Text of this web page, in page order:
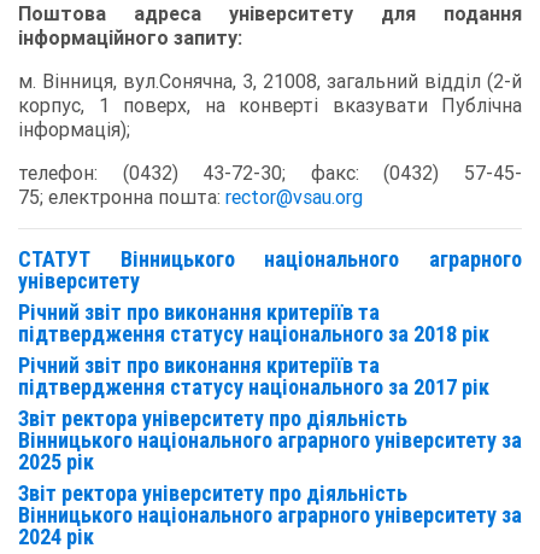
Поштова адреса університету для подання
інформаційного запиту:
м. Вінниця, вул.Сонячна, 3, 21008, загальний відділ (2-й
корпус, 1 поверх, на конверті вказувати Публічна
інформація);
телефон: (0432) 43-72-30; факс: (0432) 57-45-
75; електронна пошта: rector@vsau.org
СТАТУТ Вінницького національного аграрного
університету
Річний звіт про виконання критеріїв та
підтвердження статусу національного за 2018 рік
Річний звіт про виконання критеріїв та
підтвердження статусу національного за 2017 рік
Звіт ректора університету про діяльність
Вінницького національного аграрного університету за
2025 рік
Звіт ректора університету про діяльність
Вінницького національного аграрного університету за
2024 рік